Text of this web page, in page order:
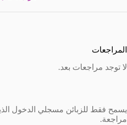
المراجعات
لا توجد مراجعات بعد.
يسمح فقط للزبائن مسجلي الدخول
مراجعة.